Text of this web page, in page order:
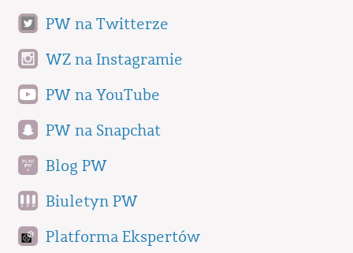
PW na Twitterze
WZ na Instagramie
PW na YouTube
PW na Snapchat
Blog PW
Biuletyn PW
Platforma Ekspertów